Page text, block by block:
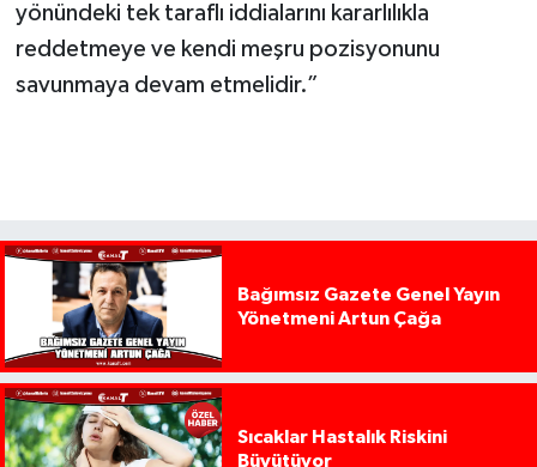
yönündeki tek taraflı iddialarını kararlılıkla
reddetmeye ve kendi meşru pozisyonunu
savunmaya devam etmelidir.”
Bağımsız Gazete Genel Yayın
Yönetmeni Artun Çağa
Sıcaklar Hastalık Riskini
Büyütüyor